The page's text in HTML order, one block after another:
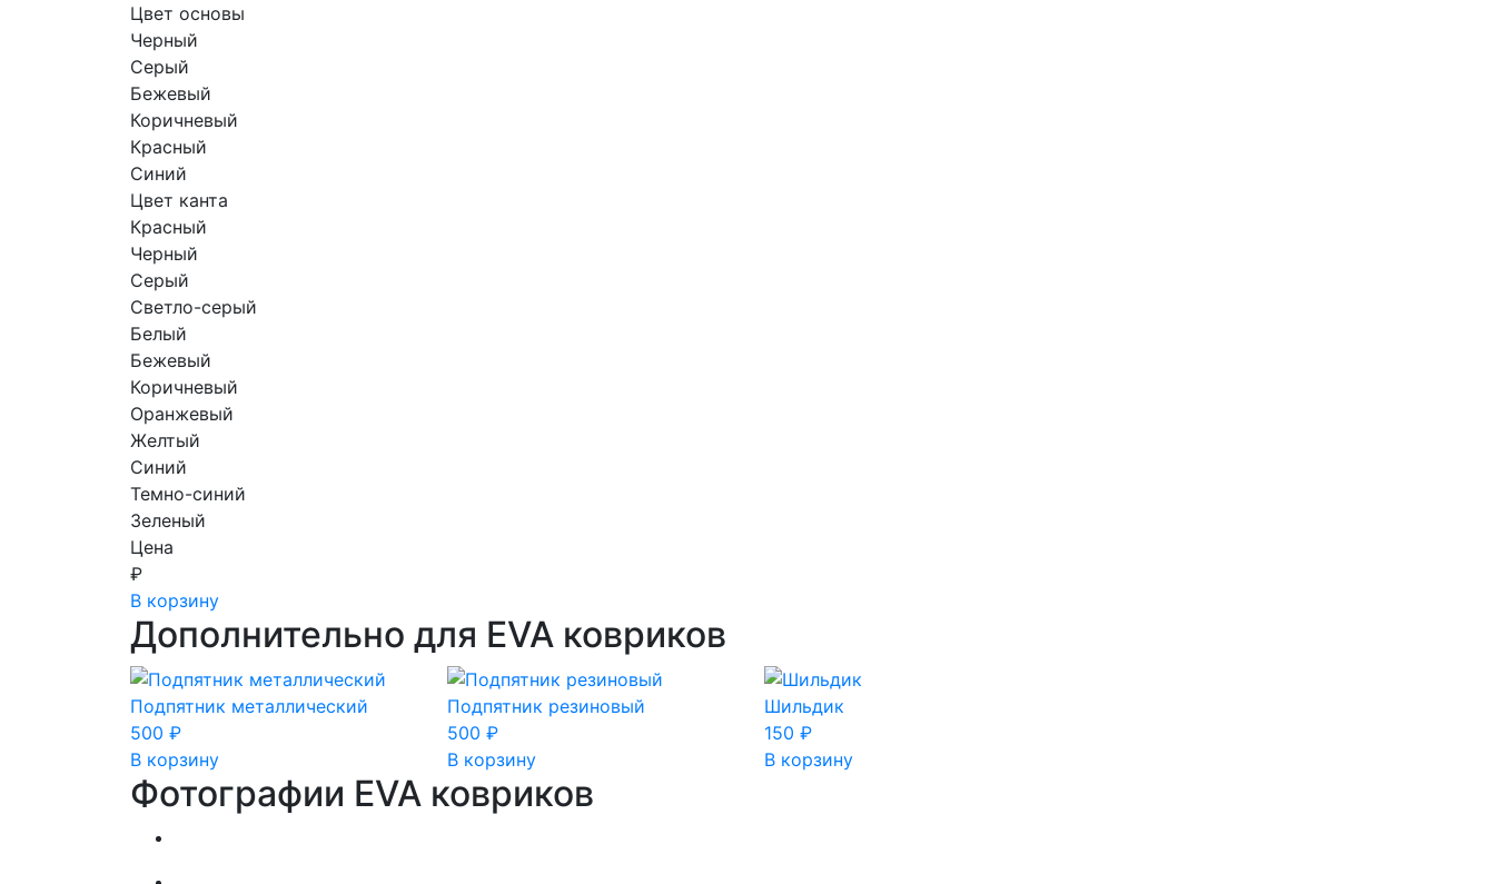
Цвет основы
Черный
Серый
Бежевый
Коричневый
Красный
Синий
Цвет канта
Красный
Черный
Серый
Светло-серый
Белый
Бежевый
Коричневый
Оранжевый
Желтый
Синий
Темно-синий
Зеленый
Цена
₽
В корзину
Дополнительно для EVA ковриков
Подпятник металлический
500 ₽
В корзину
Подпятник резиновый
500 ₽
В корзину
Шильдик
150 ₽
В корзину
Фотографии EVA ковриков